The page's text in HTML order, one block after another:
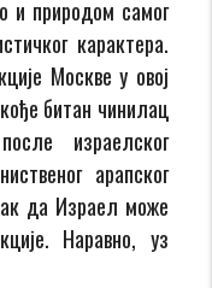
и природом самог
карактера.
Москве у овој
битан чинилац
израелског
арапског
да Израел може
Наравно, уз